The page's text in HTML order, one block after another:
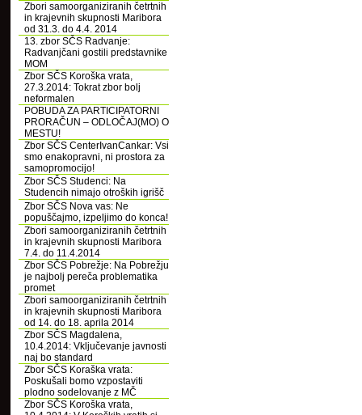
Zbori samoorganiziranih četrtnih
in krajevnih skupnosti Maribora
od 31.3. do 4.4. 2014
13. zbor SČS Radvanje:
Radvanjčani gostili predstavnike
MOM
Zbor SČS Koroška vrata,
27.3.2014: Tokrat zbor bolj
neformalen
POBUDA ZA PARTICIPATORNI
PRORAČUN – ODLOČAJ(MO) O
MESTU!
Zbor SČS CenterIvanCankar: Vsi
smo enakopravni, ni prostora za
samopromocijo!
Zbor SČS Studenci: Na
Studencih nimajo otroških igrišč
Zbor SČS Nova vas: Ne
popuščajmo, izpeljimo do konca!
Zbori samoorganiziranih četrtnih
in krajevnih skupnosti Maribora
7.4. do 11.4.2014
Zbor SČS Pobrežje: Na Pobrežju
je najbolj pereča problematika
promet
Zbori samoorganiziranih četrtnih
in krajevnih skupnosti Maribora
od 14. do 18. aprila 2014
Zbor SČS Magdalena,
10.4.2014: Vključevanje javnosti
naj bo standard
Zbor SČS Koraška vrata:
Poskušali bomo vzpostaviti
plodno sodelovanje z MČ
Zbor SČS Koroška vrata,